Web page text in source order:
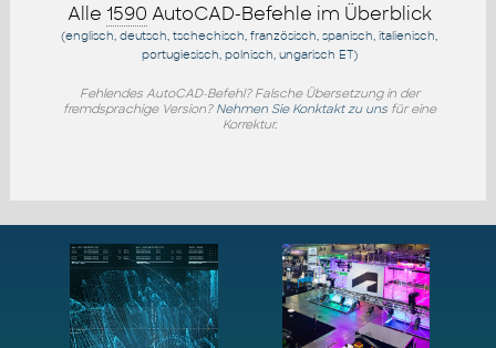
Alle 1590 AutoCAD-Befehle im Überblick
(englisch, deutsch, tschechisch, französisch, spanisch, italienisch,
portugiesisch, polnisch, ungarisch ET)
Fehlendes AutoCAD-Befehl? Falsche Übersetzung in der
fremdsprachige Version? Nehmen Sie Konktakt zu unsfür eine
Korrektur.